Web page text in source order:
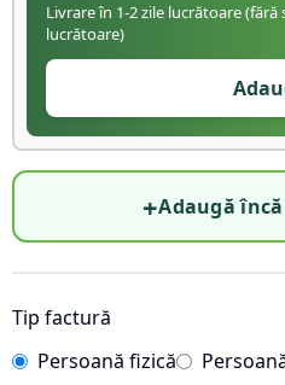
Livrare în 1-2 zile lucrătoare
lucrătoare)
+Adaugă
Tip factură
Persoană fizică